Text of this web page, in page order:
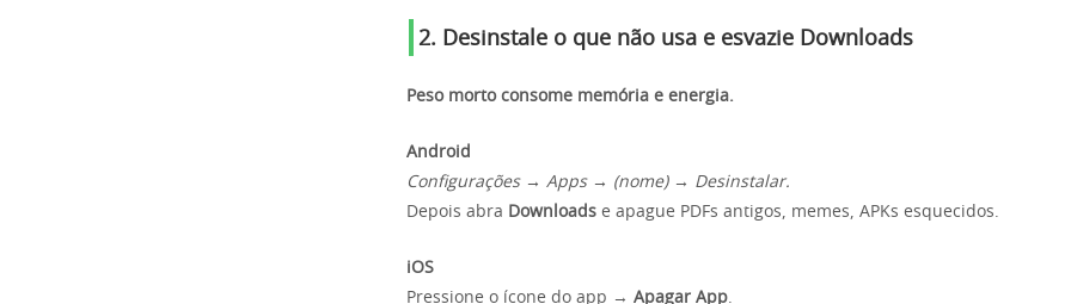
2. Desinstale o que não usa e esvazie Downloads
Peso morto consome memória e energia.
Android
Configurações → Apps → (nome) → Desinstalar.
Depois abra Downloads e apague PDFs antigos, memes, APKs esquecidos.
iOS
Pressione o ícone do app → Apagar App.